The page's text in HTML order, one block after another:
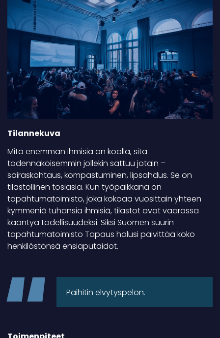
Tilannekuva
Mitä enemmän ihmisiä on koolla, sitä
todennäköisemmin jollekin sattuu jotain –
sairaskohtaus, kompastuminen, lipsahdus. Se on
tilastollinen tosiasia. Kun työpaikkana on
tapahtumatoimisto, joka kokoaa vuosittain yhteen
kymmeniä tuhansia ihmisiä, tilastot ovat vaarassa
kääntyä todellisuudeksi. Siksi Suomen suurin
tapahtumatoimisto Tapaus halusi päivittää koko
henkilöstönsä ensiaputaidot.
Päihitin elvytyspelon.